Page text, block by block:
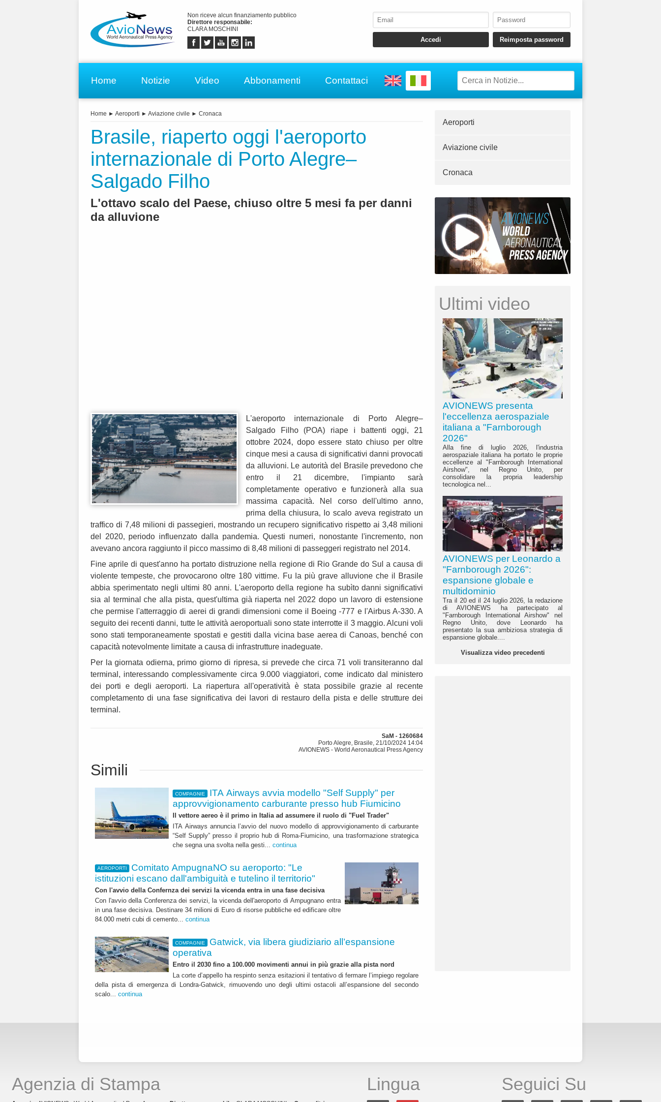
Non riceve alcun finanziamento pubblico
Direttore responsabile:
CLARA MOSCHINI
Home Notizie Video Abbonamenti Contattaci
Home ► Aeroporti ► Aviazione civile ► Cronaca
Brasile, riaperto oggi l'aeroporto
internazionale di Porto Alegre–
Salgado Filho
L'ottavo scalo del Paese, chiuso oltre 5 mesi fa per danni
da alluvione
L'aeroporto internazionale di Porto Alegre–
Salgado Filho (POA) riape i battenti oggi, 21
ottobre 2024, dopo essere stato chiuso per oltre
cinque mesi a causa di significativi danni provocati
da alluvioni. Le autorità del Brasile prevedono che
entro il 21 dicembre, l'impianto sarà
completamente operativo e funzionerà alla sua
massima capacità. Nel corso dell'ultimo anno,
prima della chiusura, lo scalo aveva registrato un
traffico di 7,48 milioni di passegieri, mostrando un recupero significativo rispetto ai 3,48 milioni
del 2020, periodo influenzato dalla pandemia. Questi numeri, nonostante l'incremento, non
avevano ancora raggiunto il picco massimo di 8,48 milioni di passeggeri registrato nel 2014.
Fine aprile di quest'anno ha portato distruzione nella regione di Rio Grande do Sul a causa di
violente tempeste, che provocarono oltre 180 vittime. Fu la più grave alluvione che il Brasile
abbia sperimentato negli ultimi 80 anni. L'aeroporto della regione ha subìto danni significativi
sia al terminal che alla pista, quest'ultima già riaperta nel 2022 dopo un lavoro di estensione
che permise l'atterraggio di aerei di grandi dimensioni come il Boeing -777 e l'Airbus A-330. A
seguito dei recenti danni, tutte le attività aeroportuali sono state interrotte il 3 maggio. Alcuni voli
sono stati temporaneamente spostati e gestiti dalla vicina base aerea di Canoas, benché con
capacità notevolmente limitate a causa di infrastrutture inadeguate.
Per la giornata odierna, primo giorno di ripresa, si prevede che circa 71 voli transiteranno dal
terminal, interessando complessivamente circa 9.000 viaggiatori, come indicato dal ministero
dei porti e degli aeroporti. La riapertura all'operatività è stata possibile grazie al recente
completamento di una fase significativa dei lavori di restauro della pista e delle strutture dei
terminal.
SaM - 1260684
Porto Alegre, Brasile, 21/10/2024 14:04
AVIONEWS - World Aeronautical Press Agency
Simili
COMPAGNIE
ITA Airways avvia modello "Self Supply" per
approvvigionamento carburante presso hub Fiumicino
Il vettore aereo è il primo in Italia ad assumere il ruolo di "Fuel Trader"
ITA Airways annuncia l’avvio del nuovo modello di approvvigionamento di carburante
“Self Supply” presso il proprio hub di Roma-Fiumicino, una trasformazione strategica
che segna una svolta nella gesti... continua
AEROPORTI
Comitato AmpugnaNO su aeroporto: "Le
istituzioni escano dall'ambiguità e tutelino il territorio"
Con l'avvio della Confernza dei servizi la vicenda entra in una fase decisiva
Con l'avvio della Conferenza dei servizi, la vicenda dell'aeroporto di Ampugnano entra
in una fase decisiva. Destinare 34 milioni di Euro di risorse pubbliche ed edificare oltre
84.000 metri cubi di cemento... continua
COMPAGNIE
Gatwick, via libera giudiziario all’espansione
operativa
Entro il 2030 fino a 100.000 movimenti annui in più grazie alla pista nord
La corte d’appello ha respinto senza esitazioni il tentativo di fermare l’impiego regolare
della pista di emergenza di Londra-Gatwick, rimuovendo uno degli ultimi ostacoli all’espansione del secondo
scalo... continua
Aeroporti
Aviazione civile
Cronaca
Ultimi video
AVIONEWS presenta
l'eccellenza aerospaziale
italiana a "Farnborough
2026"
Alla fine di luglio 2026, l'industria
aerospaziale italiana ha portato le proprie
eccellenze al "Farnborough International
Airshow", nel Regno Unito, per
consolidare la propria leadership
tecnologica nel...
AVIONEWS per Leonardo a
"Farnborough 2026":
espansione globale e
multidominio
Tra il 20 ed il 24 luglio 2026, la redazione
di AVIONEWS ha partecipato al
"Farnborough International Airshow" nel
Regno Unito, dove Leonardo ha
presentato la sua ambiziosa strategia di
espansione globale....
Visualizza video precedenti
Agenzia di Stampa Lingua Seguici Su